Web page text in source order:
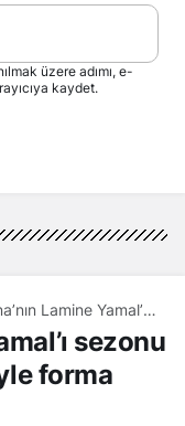
üzere adımı, e-
kaydet.
Lamine Yamal’ı
sakatlık
forma giyemeyecek
sezonu
forma